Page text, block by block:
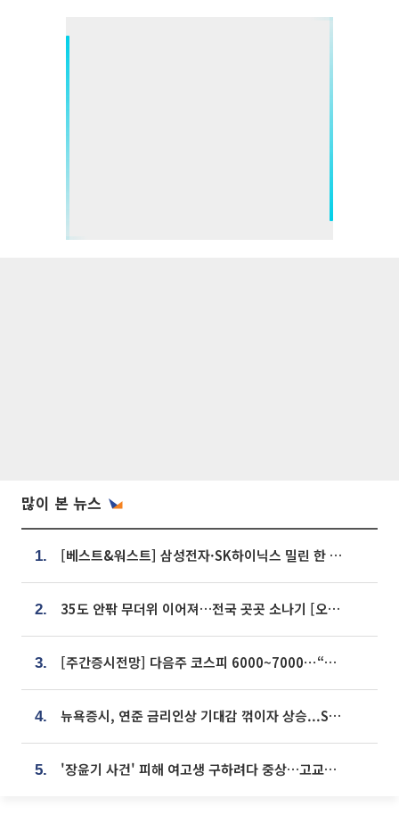
많이 본 뉴스
1. [베스트&워스트] 삼성전자·SK하이닉스 밀린 한 주…상상인증권은 85% 급등
2. 35도 안팎 무더위 이어져…전국 곳곳 소나기 [오늘 날씨]
3. [주간증시전망] 다음주 코스피 6000~7000⋯“外人 수급은 정책이 변수”
4. 뉴욕증시, 연준 금리인상 기대감 꺾이자 상승...S&P500 사상 최고치 [종합]
5. '장윤기 사건' 피해 여고생 구하려다 중상…고교생 의상자 지정